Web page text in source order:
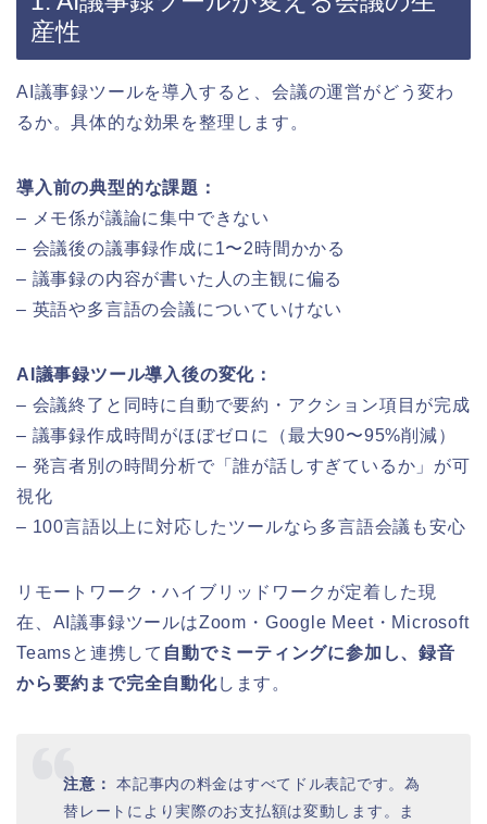
産性
AI議事録ツールを導入すると、会議の運営がどう変わ
るか。具体的な効果を整理します。
導入前の典型的な課題：
– メモ係が議論に集中できない
– 会議後の議事録作成に1〜2時間かかる
– 議事録の内容が書いた人の主観に偏る
– 英語や多言語の会議についていけない
AI議事録ツール導入後の変化：
– 会議終了と同時に自動で要約・アクション項目が完成
– 議事録作成時間がほぼゼロに（最大90〜95%削減）
– 発言者別の時間分析で「誰が話しすぎているか」が可
視化
– 100言語以上に対応したツールなら多言語会議も安心
リモートワーク・ハイブリッドワークが定着した現
在、AI議事録ツールはZoom・Google Meet・Microsoft
Teamsと連携して 自動でミーティングに参加し、録音
から要約まで完全自動化します。
注意：
本記事内の料金はすべてドル表記です。為
替レートにより実際のお支払額は変動します。ま